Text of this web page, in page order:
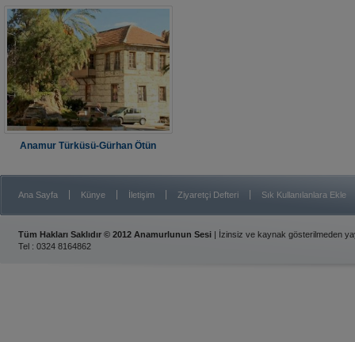
Anamur Türküsü-Gürhan Ötün
Ana Sayfa Künye İletişim Ziyaretçi Defteri Sık Kullanılanlara Ekle
Tüm Hakları Saklıdır © 2012 Anamurlunun Sesi | İzinsiz ve kaynak gösterilmeden
Tel : 0324 8164862